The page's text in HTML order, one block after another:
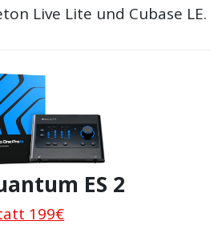
Live Lite und Cubase LE.
ES 2
199€